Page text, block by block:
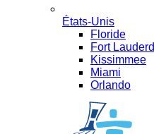
États-Unis
Floride
Fort
Kissimmee
Miami
Orlando